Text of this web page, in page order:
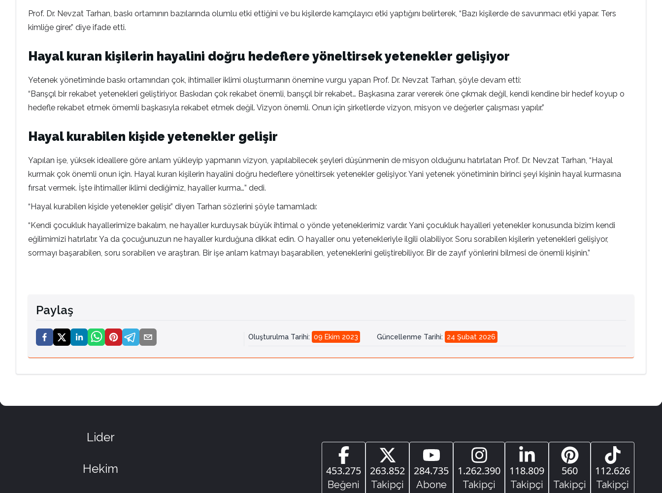
Prof. Dr. Nevzat Tarhan, baskı ortamının bazılarında olumlu etki ettiğini ve bu kişilerde kamçılayıcı etki yaptığını belirterek, “Bazı kişilerde de savunmacı etki yapar. Ters
kimliğe girer.” diye ifade etti.
Hayal kuran kişilerin hayalini doğru hedeflere yöneltirsek yetenekler gelişiyor
Yetenek yönetiminde baskı ortamından çok, ihtimaller iklimi oluşturmanın önemine vurgu yapan Prof. Dr. Nevzat Tarhan, şöyle devam etti:
“Barışçıl bir rekabet yetenekleri geliştiriyor. Baskıdan çok rekabet önemli, barışçıl bir rekabet… Başkasına zarar vererek öne çıkmak değil, kendi kendine bir hedef koyup o
hedefle rekabet etmek ömemli başkasıyla rekabet etmek değil. Vizyon önemli. Onun için şirketlerde vizyon, misyon ve değerler çalışması yapılır.”
Hayal kurabilen kişide yetenekler gelişir
Yapılan işe, yüksek ideallere göre anlam yükleyip yapmanın vizyon, yapılabilecek şeyleri düşünmenin de misyon olduğunu hatırlatan Prof. Dr. Nevzat Tarhan, “Hayal
kurmak çok önemli onun için. Hayal kuran kişilerin hayalini doğru hedeflere yöneltirsek yetenekler gelişiyor. Yani yetenek yönetiminin birinci şeyi kişinin hayal kurmasına
fırsat vermek. İşte ihtimaller iklimi dediğimiz, hayaller kurma…” dedi.
“Hayal kurabilen kişide yetenekler gelişir.” diyen Tarhan sözlerini şöyle tamamladı:
“Kendi çocukluk hayallerimize bakalım, ne hayaller kurduysak büyük ihtimal o yönde yeteneklerimiz vardır. Yani çocukluk hayalleri yetenekler konusunda bizim kendi
eğilimimizi hatırlatır. Ya da çocuğunuzun ne hayaller kurduğuna dikkat edin. O hayaller onu yetenekleriyle ilgili olabiliyor. Soru sorabilen kişilerin yetenekleri gelişiyor,
sormayı başarabilen, soru sorabilen ve araştıran. Bir işe anlam katmayı başarabilen, yeteneklerini geliştirebiliyor. Bir de zayıf yönlerini bilmesi de önemli kişinin.”
Paylaş
Oluşturulma Tarihi: 09 Ekim 2023 Güncellenme Tarihi: 24 Şubat 2026
Lider
Hekim 453.275
Beğeni
263.852
Takipçi
284.735
Abone
1.262.390
Takipçi
118.809
Takipçi
560
Takipçi
112.626
Takipçi